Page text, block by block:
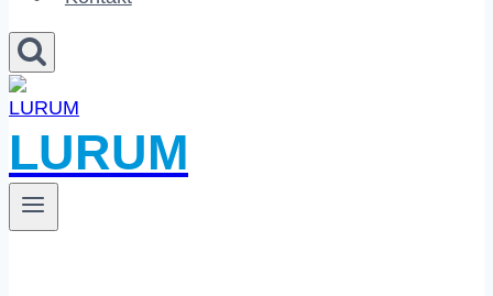
LURUM